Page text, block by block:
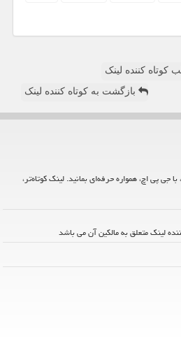
کوتاه کننده لینک
بازگشت به کوتاه کننده لینک
جی پی اچ، همواره حرفه‌ای بمانید. لینک کوتاه‌تر،